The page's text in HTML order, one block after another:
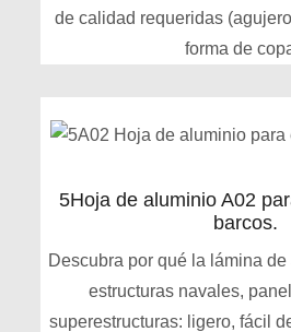
de calidad requeridas
forma de
5Hoja de aluminio A02
barcos.
Descubra por qué la lámina
estructuras navales,
superestructuras: ligero, fácil